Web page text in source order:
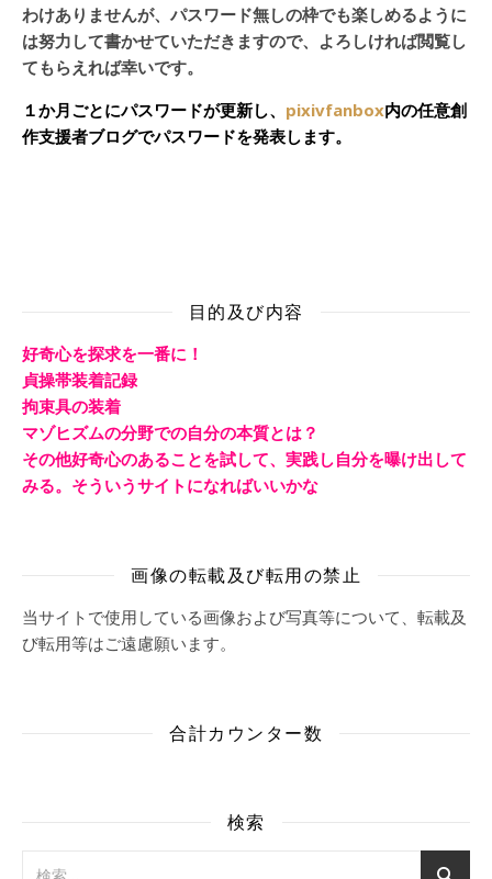
わけありませんが、パスワード無しの枠でも楽しめるように
は努力して書かせていただきますので、よろしければ閲覧し
てもらえれば幸いです。
１か月ごとにパスワードが更新し、 pixivfanbox内の任意創
作支援者ブログでパスワードを発表します。
目的及び内容
好奇心を探求を一番に！
貞操帯装着記録
拘束具の装着
マゾヒズムの分野での自分の本質とは？
その他好奇心のあることを試して、実践し自分を曝け出して
みる。そういうサイトになればいいかな
画像の転載及び転用の禁止
当サイトで使用している画像および写真等について、転載及
び転用等はご遠慮願います。
合計カウンター数
検索